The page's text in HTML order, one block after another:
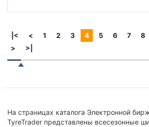
|< < 1 2 3 4 5 6 7 8
>
>|
На страницах каталога Электронной
TyreTrader представлены всесезонные